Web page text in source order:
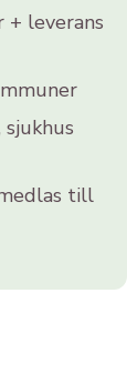
+ leverans
till